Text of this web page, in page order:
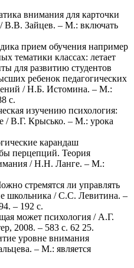
внимания для карточки
В.В. Зайцев. – М.: включать
прием обучения например
тематики классах: летает
для развитию студентов
ребенок педагогических
/ Н.Б. Истомина. – М.:
с.
изучению психология:
/ В.Г. Крысько. – М.: урока
карандаш
перцепций. Теория
/ Н.Н. Ланге. – М.:
стремятся ли управлять
школьника / С.С. Левитина. –
– 192 с.
может психология / А.Г.
2008. – 583 с. 62 25.
уровне внимания
– М.: является